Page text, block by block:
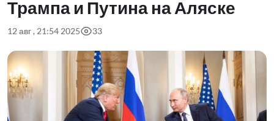
Трампа и Путина на Аляске
12 авг , 21:54 2025 33